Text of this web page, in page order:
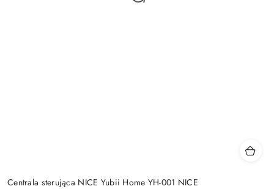
Centrala sterująca NICE Yubii Home YH-001 NICE